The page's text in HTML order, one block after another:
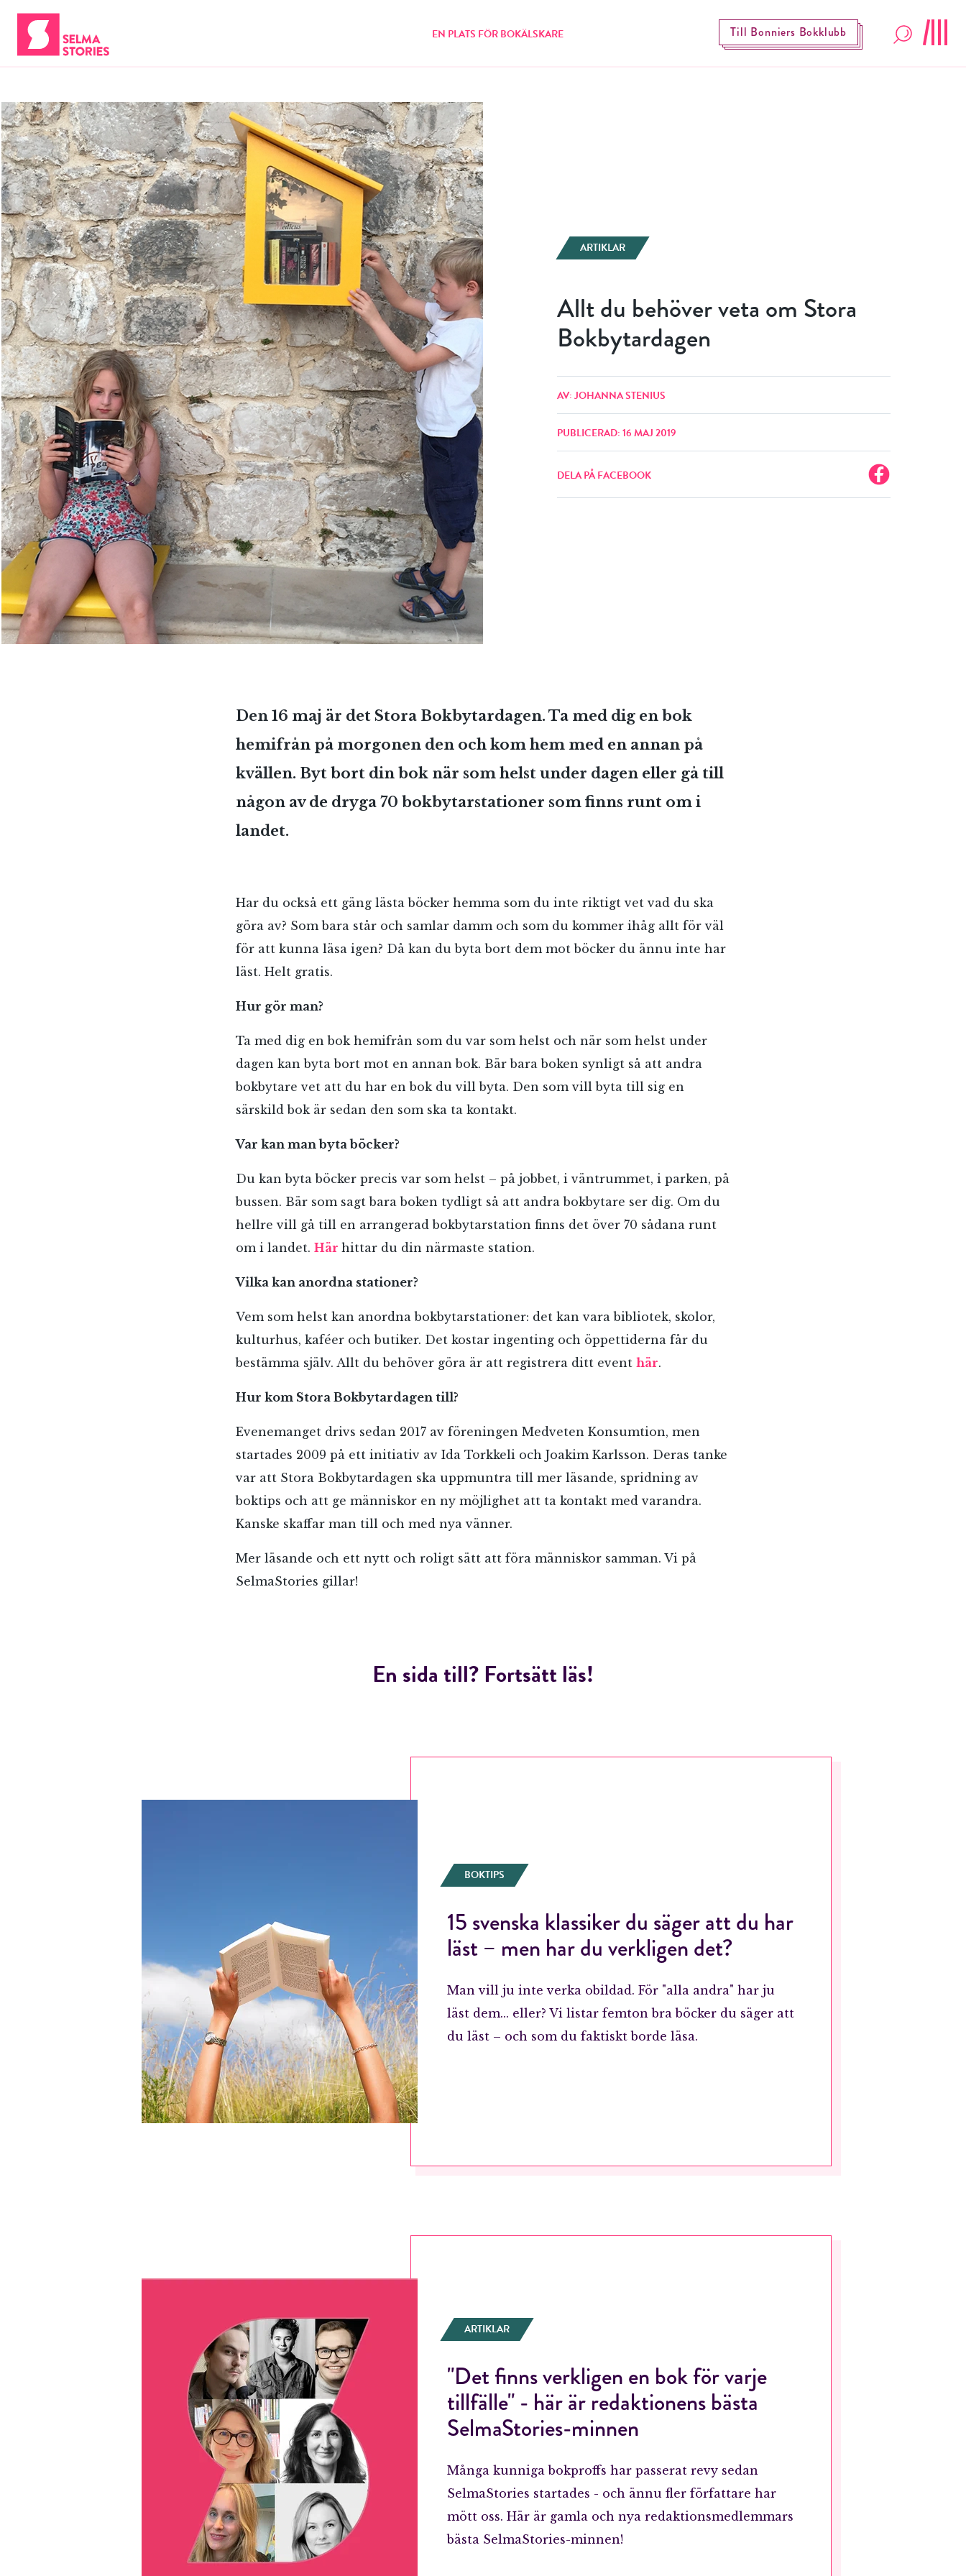
EN PLATS FÖR BOKÄLSKARE Till Bonniers Bokklubb
RÖSTA
E-post*
RÖSTA
ARTIKLAR
Allt du behöver veta om Stora
Bokbytardagen
AV: JOHANNA STENIUS
PUBLICERAD: 16 MAJ 2019
DELA PÅ FACEBOOK
Den 16 maj är det Stora Bokbytardagen. Ta med dig en bok
hemifrån på morgonen den och kom hem med en annan på
kvällen. Byt bort din bok när som helst under dagen eller gå till
någon av de dryga 70 bokbytarstationer som finns runt om i
landet.
Har du också ett gäng lästa böcker hemma som du inte riktigt vet vad du ska
göra av? Som bara står och samlar damm och som du kommer ihåg allt för väl
för att kunna läsa igen? Då kan du byta bort dem mot böcker du ännu inte har
läst. Helt gratis.
Hur gör man?
Ta med dig en bok hemifrån som du var som helst och när som helst under
dagen kan byta bort mot en annan bok. Bär bara boken synligt så att andra
bokbytare vet att du har en bok du vill byta. Den som vill byta till sig en
särskild bok är sedan den som ska ta kontakt.
Var kan man byta böcker?
Du kan byta böcker precis var som helst – på jobbet, i väntrummet, i parken, på
bussen. Bär som sagt bara boken tydligt så att andra bokbytare ser dig. Om du
hellre vill gå till en arrangerad bokbytarstation finns det över 70 sådana runt
om i landet. Här hittar du din närmaste station.
Vilka kan anordna stationer?
Vem som helst kan anordna bokbytarstationer: det kan vara bibliotek, skolor,
kulturhus, kaféer och butiker. Det kostar ingenting och öppettiderna får du
bestämma själv. Allt du behöver göra är att registrera ditt event här.
Hur kom Stora Bokbytardagen till?
Evenemanget drivs sedan 2017 av föreningen Medveten Konsumtion, men
startades 2009 på ett initiativ av Ida Torkkeli och Joakim Karlsson. Deras tanke
var att Stora Bokbytardagen ska uppmuntra till mer läsande, spridning av
boktips och att ge människor en ny möjlighet att ta kontakt med varandra.
Kanske skaffar man till och med nya vänner.
Mer läsande och ett nytt och roligt sätt att föra människor samman. Vi på
SelmaStories gillar!
En sida till? Fortsätt läs!
BOKTIPS
15 svenska klassiker du säger att du har
läst – men har du verkligen det?
Man vill ju inte verka obildad. För "alla andra" har ju
läst dem... eller? Vi listar femton bra böcker du säger att
du läst – och som du faktiskt borde läsa.
ARTIKLAR
"Det finns verkligen en bok för varje
tillfälle" - här är redaktionens bästa
SelmaStories-minnen
Många kunniga bokproffs har passerat revy sedan
SelmaStories startades - och ännu fler författare har
mött oss. Här är gamla och nya redaktionsmedlemmars
bästa SelmaStories-minnen!